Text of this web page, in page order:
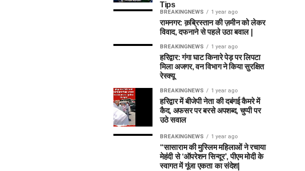
Tips
BREAKINGNEWS 1 year ago
रामनगर: क़ब्रिस्तान की ज़मीन को लेकर
विवाद, दफनाने से पहले उठा बवाल |
BREAKINGNEWS 1 year ago
हरिद्वार: गंगा घाट किनारे पेड़ पर लिपटा
मिला अजगर, वन विभाग ने किया सुरक्षित
रेस्क्यू
BREAKINGNEWS 1 year ago
हरिद्वार में बीजेपी नेता की दबंगई कैमरे में
कैद, अफसर पर बरसे अपशब्द, चुप्पी पर
उठे सवाल
BREAKINGNEWS 1 year ago
“सासाराम की मुस्लिम महिलाओं ने रचाया
मेहंदी से ‘ऑपरेशन सिन्दूर’, पीएम मोदी के
स्वागत में गूंजा एकता का संदेश|